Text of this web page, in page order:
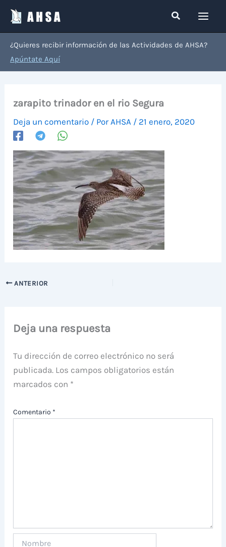
contenido
Buscar
¿Quieres recibir información de las Actividades de AHSA?
Apúntate Aquí
zarapito trinador en el rio Segura
Deja un comentario / Por AHSA / 21 enero, 2020
ANTERIOR
Deja una respuesta
Tu dirección de correo electrónico no será
publicada. Los campos obligatorios están
marcados con *
Comentario *